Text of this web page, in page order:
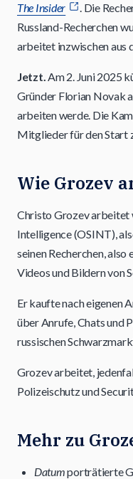
The Insider
. Die
Russland-Recherchen
arbeitet inzwischen aus
Jetzt.Am 2. Juni 2025
Gründer Florian Novak
arbeiten werde. Die
Mitglieder für den Start
Wie Grozev
Christo Grozev arbeitet
Intelligence (OSINT),
seinen Recherchen,
Videos und Bildern von
Er kaufte nach eigenen
über Anrufe, Chats und
russischen
Grozev arbeitet,
Polizeischutz und
Mehr zu
Datumporträtierte